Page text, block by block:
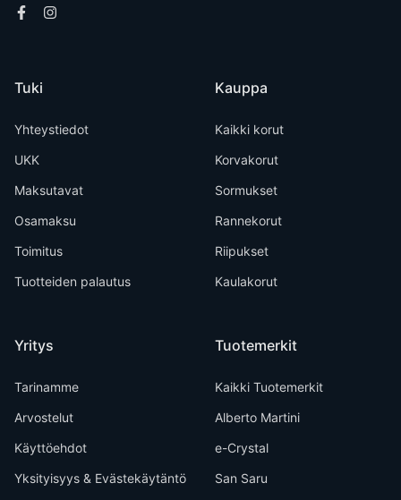
Tuki
Yhteystiedot
UKK
Maksutavat
Osamaksu
Toimitus
Tuotteiden palautus
Yritys
Tarinamme
Arvostelut
Käyttöehdot
Yksityisyys & Evästekäytäntö
Kauppa
Kaikki korut
Korvakorut
Sormukset
Rannekorut
Riipukset
Kaulakorut
Tuotemerkit
Kaikki Tuotemerkit
Alberto Martini
e-Crystal
San Saru